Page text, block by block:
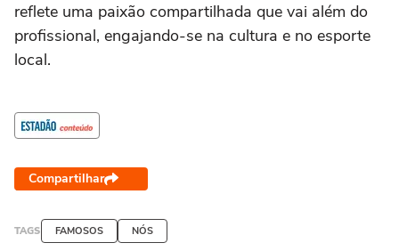
reflete uma paixão compartilhada que vai além do
profissional, engajando-se na cultura e no esporte
local.
Compartilhar
TAGS FAMOSOS NÓS